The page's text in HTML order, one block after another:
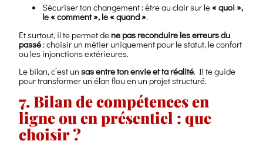
Sécuriser ton changement : être au clair sur le« quoi »,
le « comment », le « quand ».
Et surtout, il te permet de ne pas reconduire les erreurs du
passé : choisir un métier uniquement pour le statut, le confort
ou les injonctions extérieures.
Le bilan, c’est unsas entre ton envie et ta réalité. Il te guide
pour transformer un élan flou en un projet structuré.
7. Bilan de compétences en
ligne ou en présentiel : que
choisir ?